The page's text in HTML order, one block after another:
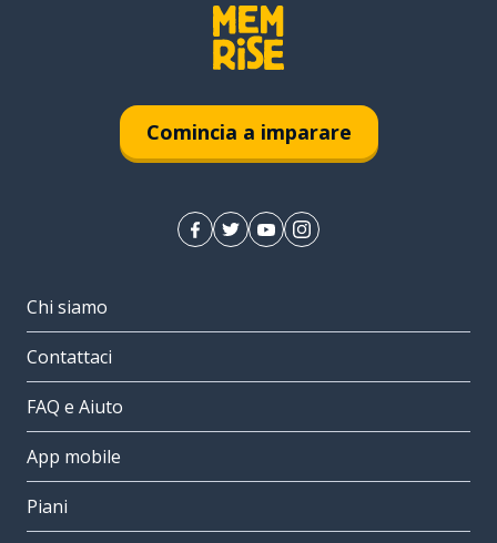
Comincia a imparare
Chi siamo
Contattaci
FAQ e Aiuto
App mobile
Piani